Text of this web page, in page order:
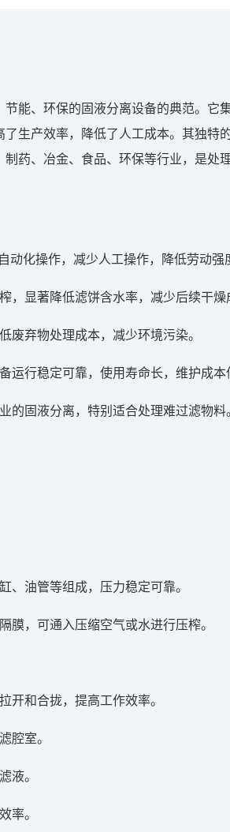
能、环保的固液分离设备的典范。它
生产效率，降低了人工成本。其独特
药、冶金、食品、环保等行业，是处
化操作，减少人工操作，降低劳动强
，显著降低滤饼含水率，减少后续干燥
废弃物处理成本，减少环境污染。
运行稳定可靠，使用寿命长，维护成本
的固液分离，特别适合处理难过滤物料
、油管等组成，压力稳定可靠。
膜，可通入压缩空气或水进行压榨。
开和合拢，提高工作效率。
腔室。
液。
率。